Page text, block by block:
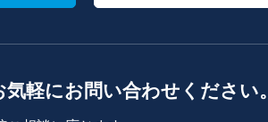
軽にお問い合わせください。